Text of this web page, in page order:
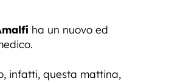
ha un nuovo ed
infatti, questa mattina,